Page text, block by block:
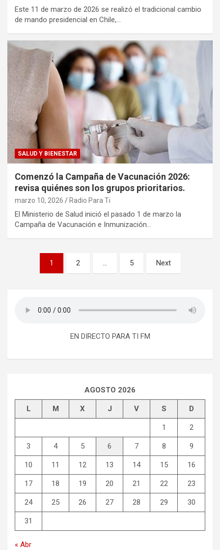
Este 11 de marzo de 2026 se realizó el tradicional cambio
de mando presidencial en Chile,…
SALUD Y BIENESTAR
Comenzó la Campaña de Vacunación 2026:
revisa quiénes son los grupos prioritarios.
marzo 10, 2026 Radio Para Ti
El Ministerio de Salud inició el pasado 1 de marzo la
Campaña de Vacunación e Inmunización…
Paginación
1 2 … 5 Next
EN DIRECTO PARA TI FM
AGOSTO 2026
L M X J V S D
1 2
3 4 5 6 7 8 9
10 11 12 13 14 15 16
17 18 19 20 21 22 23
24 25 26 27 28 29 30
31
« Abr